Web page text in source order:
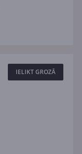
IELIKT GROZĀ